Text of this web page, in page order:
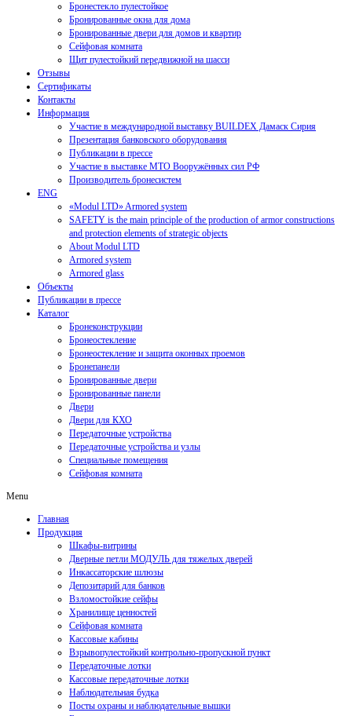
Бронестекло пулестойкое
Бронированные окна для дома
Бронированные двери для домов и квартир
Сейфовая комната
Щит пулестойкий передвижной на шасси
Отзывы
Сертификаты
Контакты
Информация
Участие в международной выставку BUILDEX Дамаск Сирия
Презентация банковского оборудования
Публикации в прессе
Участие в выставке МТО Вооружённых сил РФ
Производитель бронесистем
ENG
«Modul LTD» Armored system
SAFETY is the main principle of the production of armor constructions
and protection elements of strategic objects
About Modul LTD
Armored system
Armored glass
Объекты
Публикации в прессе
Каталог
Бронеконструкции
Бронеостекление
Бронеостекление и защита оконных проемов
Бронепанели
Бронированные двери
Бронированные панели
Двери
Двери для КХО
Передаточные устройства
Передаточные устройства и узлы
Специальные помещения
Сейфовая комната
Menu
Главная
Продукция
Шкафы-витрины
Дверные петли МОДУЛЬ для тяжелых дверей
Инкассаторские шлюзы
Депозитарий для банков
Взломостойкие сейфы
Хранилище ценностей
Сейфовая комната
Кассовые кабины
Взрывопулестойкий контрольно-пропускной пункт
Передаточные лотки
Кассовые передаточные лотки
Наблюдательная будка
Посты охраны и наблюдательные вышки